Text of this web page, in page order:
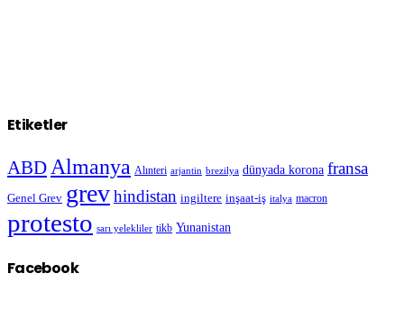
Etiketler
ABD Almanya Alınteri arjantin brezilya dünyada korona fransa
Genel Grev grevhindistan ingiltere inşaat-iş italya macron
protesto sarı yelekliler tikb Yunanistan
Facebook